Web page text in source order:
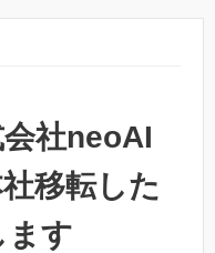
会社neoAI
移転した
ます